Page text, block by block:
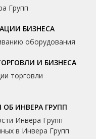
Групп
БИЗНЕСА
оборудования
И БИЗНЕСА
торговли
ИНВЕРА ГРУПП
Инвера Групп
в Инвера Групп